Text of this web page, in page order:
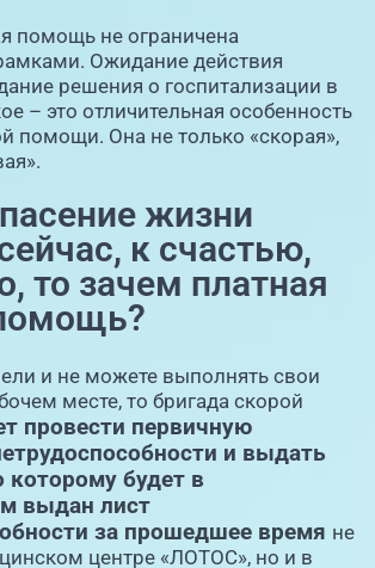
помощь не ограничена
Ожидание действия
решения о госпитализации в
– это отличительная особенность
помощи. Она не только «скорая»,
жизни
к счастью,
то зачем платная
и не можете выполнять свои
месте, то бригада скорой
провести первичную
и выдать
которому будет в
выдан лист
за прошедшее время не
центре «ЛОТОС», но и в